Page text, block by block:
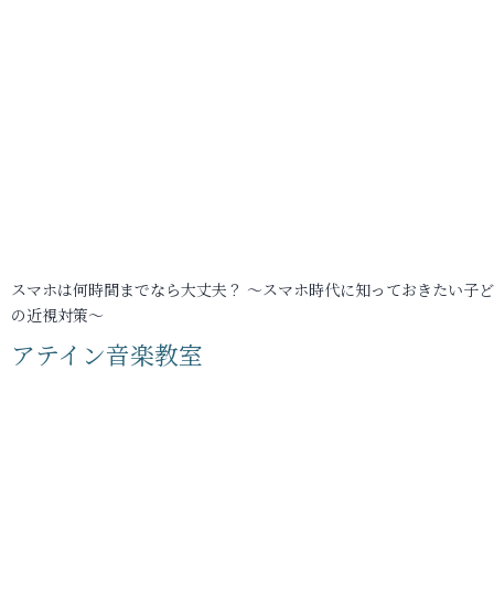
スマホは何時間までなら大丈夫？ ～スマホ時代に知っておきたい子
の近視対策～
アテイン音楽教室